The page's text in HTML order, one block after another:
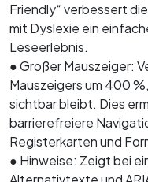
Friendly“ verbessert
mit Dyslexie ein
Leseerlebnis.
● Großer Mauszeiger:
Mauszeigers um 400
sichtbar bleibt. Dies
barrierefreiere
Registerkarten und
● Hinweise: Zeigt bei